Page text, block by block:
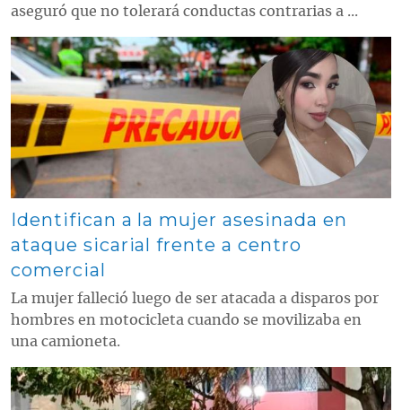
aseguró que no tolerará conductas contrarias a ...
Contenido multimedia principal
Identifican a la mujer asesinada en
ataque sicarial frente a centro
comercial
La mujer falleció luego de ser atacada a disparos por
hombres en motocicleta cuando se movilizaba en
una camioneta.
Contenido multimedia principal